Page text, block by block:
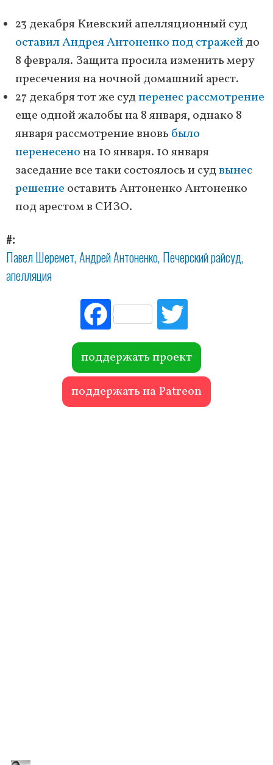
23 декабря Киевский апелляционный суд
оставил Андрея Антоненко под стражейдо
8 февраля. Защита просила изменить меру
пресечения на ночной домашний арест.
27 декабря тот же судперенес рассмотрение
еще одной жалобы на 8 января, однако 8
января рассмотрение вновь было
перенесенона 10 января. 10 января
заседание все таки состоялось и судвынес
решение оставить Антоненко Антоненко
под арестом в СИЗО.
#
Павел Шеремет Андрей Антоненко Печерский райсуд
апелляция
Fac
ebo
ok r
поддержать проект
поддержать на Patreon